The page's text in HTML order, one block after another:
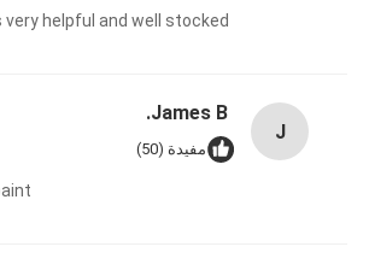
very helpful and well stocked
J
James B.
مفيدة (50)